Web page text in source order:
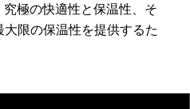
極の快適性と保温性、そ
限の保温性を提供するた